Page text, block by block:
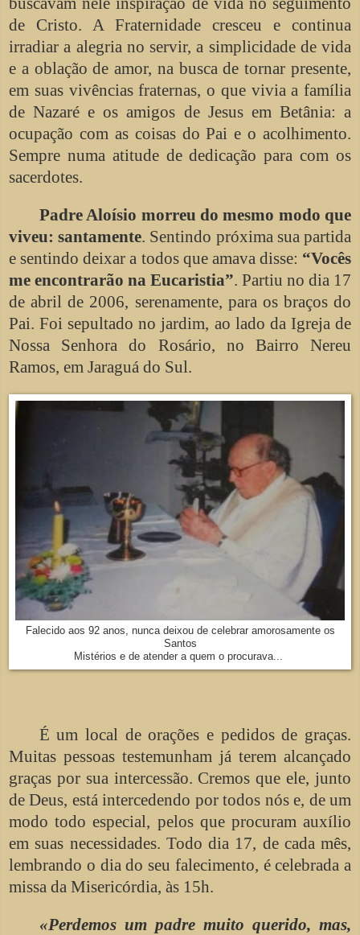
de Cristo. A Fraternidade cresceu e continua
irradiar a alegria no servir, a simplicidade de vida
e a oblação de amor, na busca de tornar presente,
em suas vivências fraternas, o que vivia a família
de Nazaré e os amigos de Jesus em Betânia: a
ocupação com as coisas do Pai e o acolhimento.
Sempre numa atitude de dedicação para com os
sacerdotes.
Padre Aloísio morreu do mesmo modo que
viveu: santamente. Sentindo próxima sua partida
e sentindo deixar a todos que amava disse: “Vocês
me encontrarão na Eucaristia”. Partiu no dia 17
de abril de 2006, serenamente, para os braços do
Pai. Foi sepultado no jardim, ao lado da Igreja de
Nossa Senhora do Rosário, no Bairro Nereu
Ramos, em Jaraguá do Sul.
Falecido aos 92 anos, nunca deixou de celebrar amorosamente os
Santos
Mistérios e de atender a quem o procurava...
É um local de orações e pedidos de graças.
Muitas pessoas testemunham já terem alcançado
graças por sua intercessão. Cremos que ele, junto
de Deus, está intercedendo por todos nós e, de um
modo todo especial, pelos que procuram auxílio
em suas necessidades. Todo dia 17, de cada mês,
lembrando o dia do seu falecimento, é celebrada a
missa da Misericórdia, às 15h.
«Perdemos um padre muito querido, mas,